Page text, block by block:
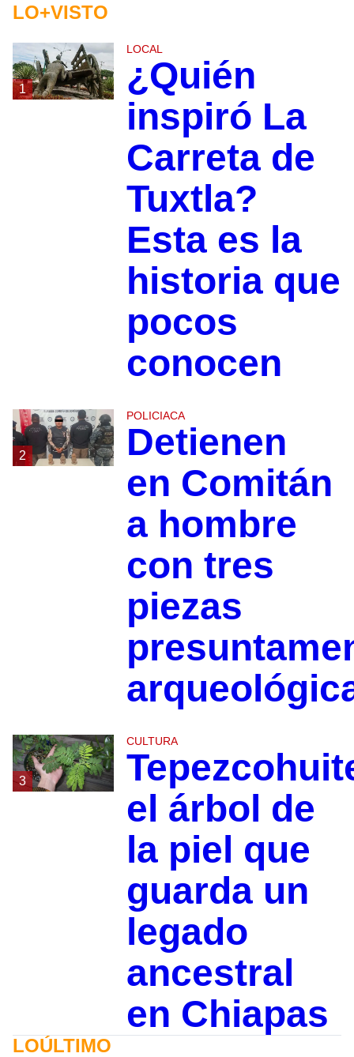
LO+VISTO
1
LOCAL
¿Quién
inspiró La
Carreta de
Tuxtla?
Esta es la
historia que
pocos
conocen
2
POLICIACA
Detienen
en Comitán
a hombre
con tres
piezas
3
CULTURA
el árbol de
la piel que
guarda un
legado
ancestral
en Chiapas
LOÚLTIMO